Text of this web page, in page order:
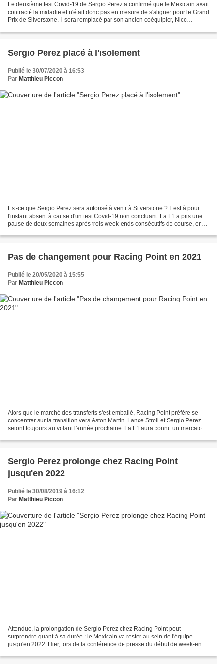
Le deuxième test Covid-19 de Sergio Perez a confirmé que le Mexicain avait
contracté la maladie et n'était donc pas en mesure de s'aligner pour le Grand
Prix de Silverstone. Il sera remplacé par son ancien coéquipier, Nico
Sergio Perez placé à l'isolement
Publié le 30/07/2020 à 16:53
Par Matthieu Piccon
Est-ce que Sergio Perez sera autorisé à venir à Silverstone ? Il est à pour
l'instant absent à cause d'un test Covid-19 non concluant. La F1 a pris une
pause de deux semaines après trois week-ends consécutifs de course, en
Pas de changement pour Racing Point en 2021
Publié le 20/05/2020 à 15:55
Par Matthieu Piccon
Alors que le marché des transferts s'est emballé, Racing Point préfère se
concentrer sur la transition vers Aston Martin. Lance Stroll et Sergio Perez
seront toujours au volant l'année prochaine. La F1 aura connu un mercato
Sergio Perez prolonge chez Racing Point
jusqu'en 2022
Publié le 30/08/2019 à 16:12
Par Matthieu Piccon
Attendue, la prolongation de Sergio Perez chez Racing Point peut
surprendre quant à sa durée : le Mexicain va rester au sein de l'équipe
jusqu'en 2022. Hier, lors de la conférence de presse du début de week-end,